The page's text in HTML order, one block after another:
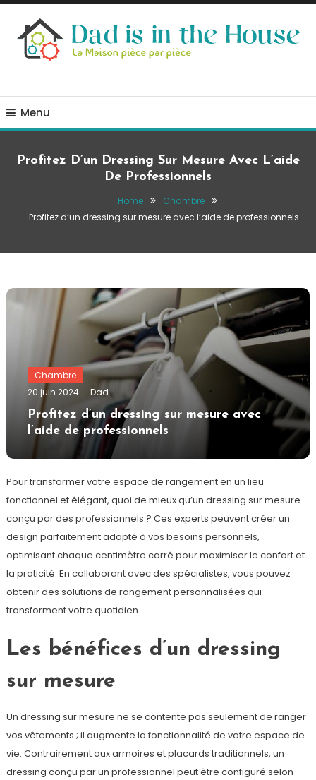
Skip
Content
Menu
Profitez D’un Dressing Sur Mesure Avec L’aide
De Professionnels
Home
Chambre
Profitez d’un dressing sur mesure avec l’aide de professionnels
Chambre
20 juin 2024
Dad
Profitez d’un dressing sur mesure avec
l’aide de professionnels
Pour transformer votre espace de rangement en un lieu
fonctionnel et élégant, quoi de mieux qu’un dressing sur mesure
conçu par des professionnels ? Ces experts peuvent créer un
design parfaitement adapté à vos besoins personnels,
optimisant chaque centimètre carré pour maximiser le confort et
la praticité. En collaborant avec des spécialistes, vous pouvez
obtenir des solutions de rangement personnalisées qui
transforment votre quotidien.
Les bénéfices d’un dressing
sur mesure
Un dressing sur mesure ne se contente pas seulement de ranger
vos vêtements ; il augmente la fonctionnalité de votre espace de
vie. Contrairement aux armoires et placards traditionnels, un
dressing conçu par un professionnel peut être configuré selon